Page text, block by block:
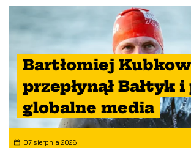
Bartłomiej
przepłynął Bałtyk i
globalne media
07 sierpnia 2026